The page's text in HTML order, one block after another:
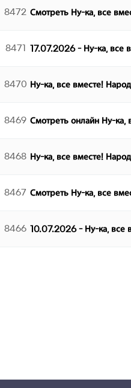
8472 Смотреть Ну-ка, все
8471 17.07.2026 - Ну-ка, все
8470 Ну-ка, все вместе!
8469 Смотреть онлайн Ну-ка,
8468 Ну-ка, все вместе!
8467 Смотреть Ну-ка, все
8466 10.07.2026 - Ну-ка, все